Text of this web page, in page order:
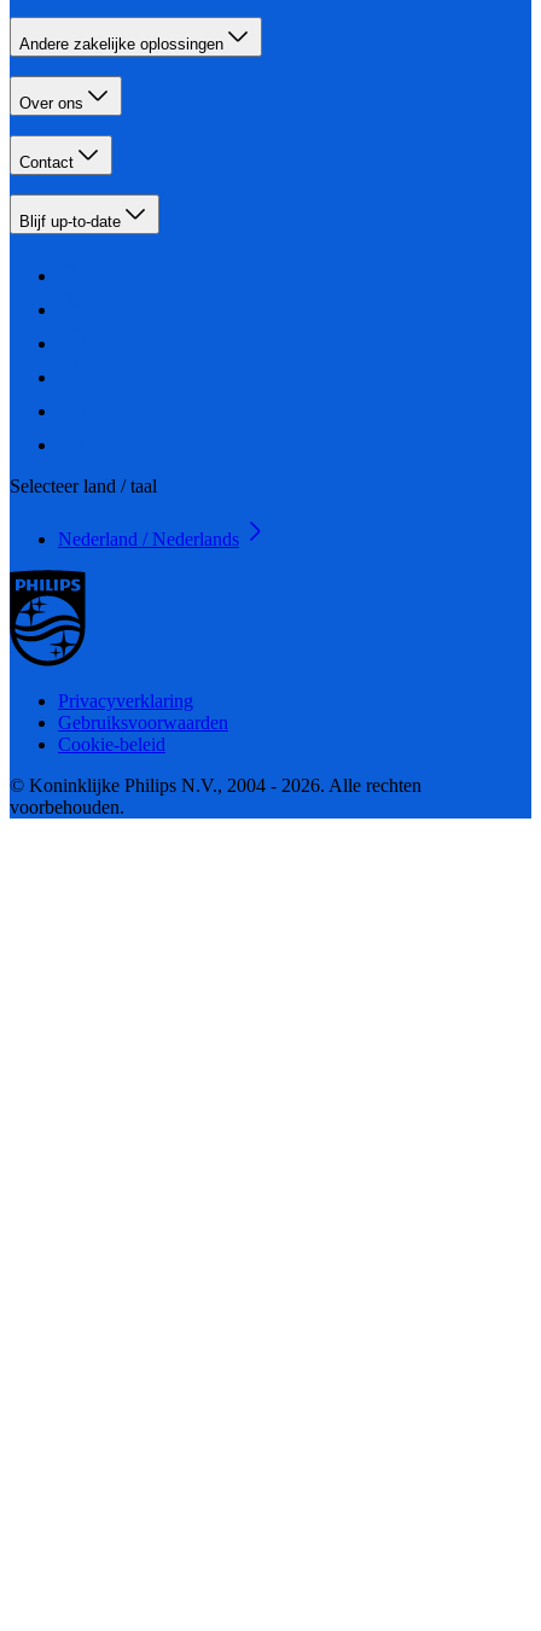
Andere zakelijke oplossingen
Over ons
Contact
Blijf up-to-date
Selecteer land / taal
Nederland / Nederlands
Privacyverklaring
Gebruiksvoorwaarden
Cookie-beleid
© Koninklijke Philips N.V., 2004 - 2026. Alle rechten
voorbehouden.